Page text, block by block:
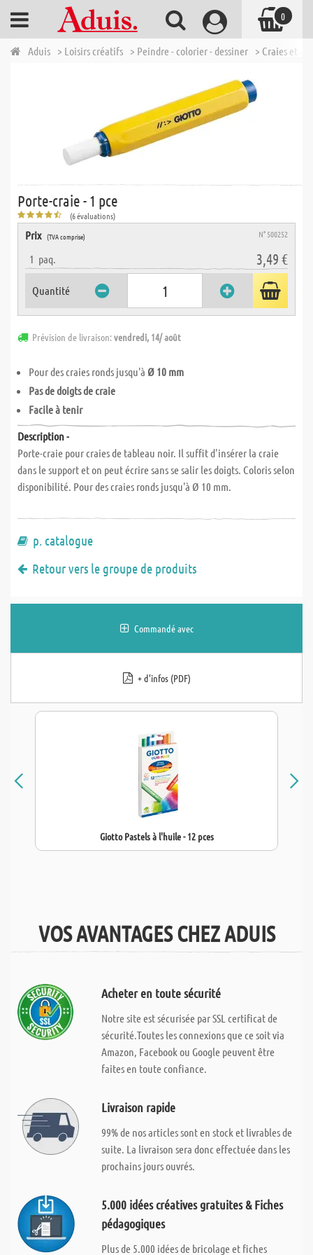
Aduis > Loisirs créatifs > Peindre - colorier - dessiner > Craies et
Porte-craie - 1 pce
(6 évaluations)
Prix (TVA comprise) N° 500252
1 paq. 3,49 €
Quantité
Prévision de livraison:vendredi, 14/ août
Pour des craies ronds jusqu'à Ø 10 mm
Pas de doigts de craie
Facile à tenir
Description -
Porte-craie pour craies de tableau noir. Il suffit d'insérer la craie
dans le support et on peut écrire sans se salir les doigts. Coloris selon
disponibilité. Pour des craies ronds jusqu'à Ø 10 mm.
p. catalogue
Retour vers le groupe de produits
Commandé avec
+ d'infos (PDF)
Giotto Pastels à l'huile - 12 pces
VOS AVANTAGES CHEZ ADUIS
Acheter en toute sécurité
Notre site est sécurisée par SSL certificat de
sécurité.Toutes les connexions que ce soit via
Amazon, Facebook ou Google peuvent être
faites en toute confiance.
Livraison rapide
99% de nos articles sont en stock et livrables de
suite. La livraison sera donc effectuée dans les
prochains jours ouvrés.
5.000 idées créatives gratuites & Fiches
pédagogiques
Plus de 5.000 idées de bricolage et fiches
0